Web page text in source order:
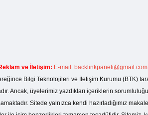
ve İletişim: E-mail: backlinkpaneli@gmail.com
Bilgi Teknolojileri ve İletişim Kurumu (BTK)
Ancak, üyelerimiz yazdıkları içeriklerin
Sitede yalnızca kendi hazırladığımız